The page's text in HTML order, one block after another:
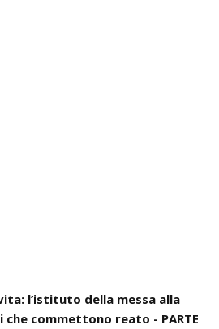
l’istituto della messa alla
commettono reato - PARTE